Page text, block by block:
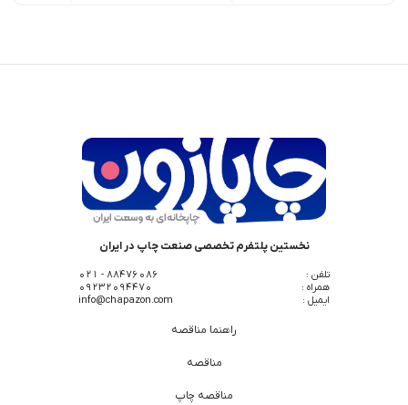
نخستین پلتفرم تخصصی صنعت چاپ در ایران
تلفن :
88476086 - 021
همراه :
09232094470
ایمیل :
info@chapazon.com
راهنما مناقصه
مناقصه
مناقصه چاپ